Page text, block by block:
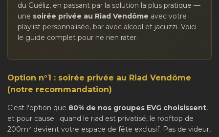
du Guéliz, en passant par la solution la plus pratique —
une soirée privée au Riad Vendôme avec votre
playlist personnalisée, bar avec alcool et jacuzzi. Voici
le guide complet pour ne rien rater.
Option n°1 : soirée privée au Riad Vendôme
(notre recommandation)
C'est l'option que 80% de nos groupes EVG choisissent,
et pour cause : quand le riad est privatisé, le rooftop de
200m² devient votre espace de fête exclusif. Pas de videur,